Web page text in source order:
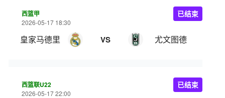
西篮甲
2026-05-17 18:30
皇家马德里 VS 尤文图德
已结束
西篮联U22
2026-05-17 22:00
已结束